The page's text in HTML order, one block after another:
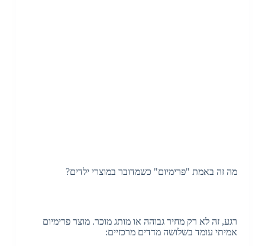
מה זה באמת "פרימיום" כשמדובר במוצרי ילדים?
רגע, זה לא רק מחיר גבוהה או מותג מוכר. מוצר פרימיום
אמיתי עומד בשלושה מדדים מרכזיים: